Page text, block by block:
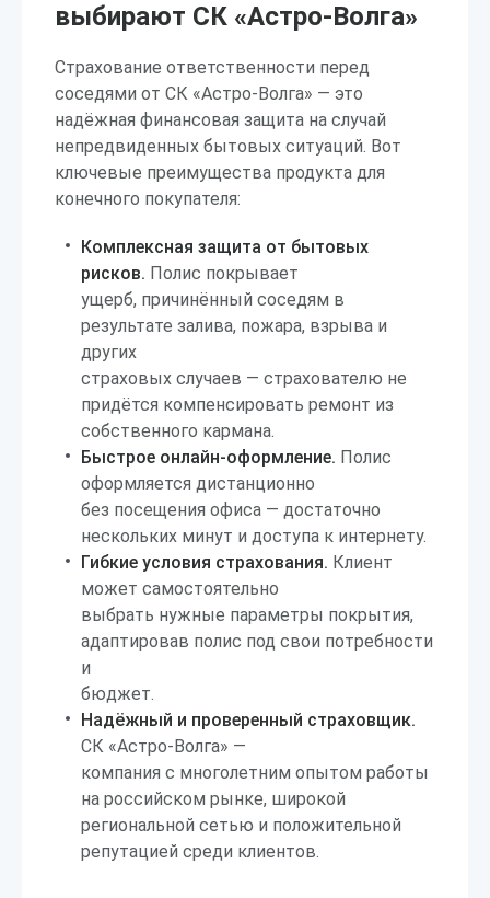
выбирают СК «Астро-Волга»
Страхование ответственности перед
соседями от СК «Астро-Волга» — это
надёжная финансовая защита на случай
непредвиденных бытовых ситуаций. Вот
ключевые преимущества продукта для
конечного покупателя:
Комплексная защита от бытовых
рисков. Полис покрывает
ущерб, причинённый соседям в
результате залива, пожара, взрыва и
других
страховых случаев — страхователю не
придётся компенсировать ремонт из
собственного кармана.
Быстрое онлайн-оформление. Полис
оформляется дистанционно
без посещения офиса — достаточно
нескольких минут и доступа к интернету.
Гибкие условия страхования. Клиент
может самостоятельно
выбрать нужные параметры покрытия,
адаптировав полис под свои потребности
и
бюджет.
Надёжный и проверенный страховщик.
СК «Астро-Волга» —
компания с многолетним опытом работы
на российском рынке, широкой
региональной сетью и положительной
репутацией среди клиентов.